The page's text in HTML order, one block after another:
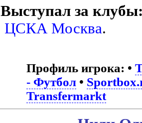
Выступал за
ЦСКА Москва.
Профиль игрока: •
- Футбол•
Transfermarkt